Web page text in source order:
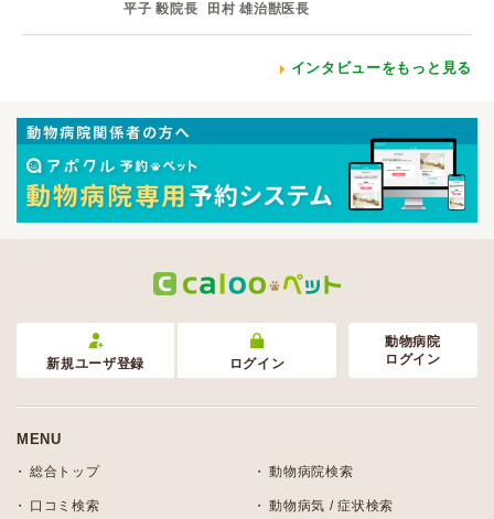
平子 毅院長
田村 雄治獣医長
インタビューをもっと見る
新規ユーザ登録 ログイン
動物病院
ログイン
MENU
総合トップ 動物病院検索
口コミ検索 動物病気 / 症状検索